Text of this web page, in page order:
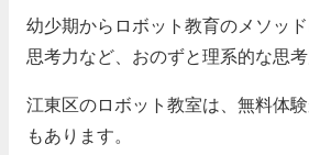
幼少期からロボット教育のメソッ
思考力など、おのずと理系的な思考
江東区のロボット教室は、無料体
もあります。